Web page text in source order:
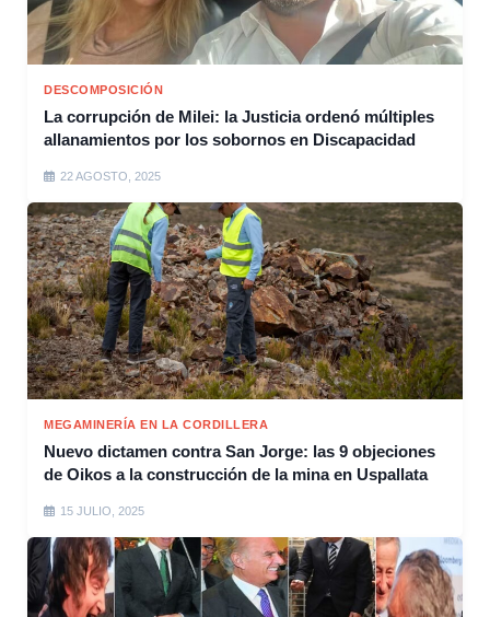
DESCOMPOSICIÓN
La corrupción de Milei: la Justicia ordenó múltiples
allanamientos por los sobornos en Discapacidad
22 AGOSTO, 2025
MEGAMINERÍA EN LA CORDILLERA
Nuevo dictamen contra San Jorge: las 9 objeciones
de Oikos a la construcción de la mina en Uspallata
15 JULIO, 2025